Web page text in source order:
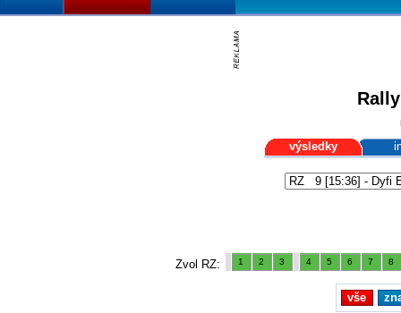
výsledky
Zvol RZ: 1 2 3 4 5 6 7 8
vše